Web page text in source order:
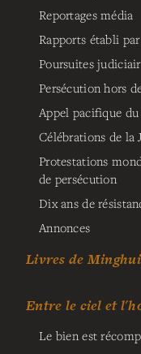
Reportages média
Rapports établi
Poursuites
Persécution hors
Appel pacifique du
Célébrations de la
Protestations
de persécution
Dix ans de
Annonces
Livres de Minghui
Entre le ciel et
Le bien est